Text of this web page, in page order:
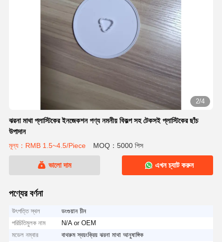
2/4
ঝরনা মাথা প্লাস্টিকের ইনজেকশন পণ্য নমনীয় বিকল্প সহ টেকসই প্লাস্টিকের ছাঁচ
উপাদান
মূল্য：RMB 1.5~4.5/Piece MOQ：5000 পিস
ভালো দাম এখন চ্যাট করুন
পণ্যের বর্ণনা
উৎপত্তি স্থল
ডংগুয়ান চীন
পরিচিতিমুলক নাম
N/A or OEM
মডেল নম্বার
বাথরুম স্বয়ংক্রিয় ঝরনা মাথা আনুষাঙ্গিক